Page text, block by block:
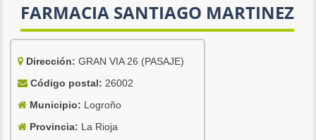
FARMACIA SANTIAGO MARTINEZ
Dirección: GRAN VIA 26 (PASAJE)
Código postal: 26002
Municipio: Logroño
Provincia: La Rioja